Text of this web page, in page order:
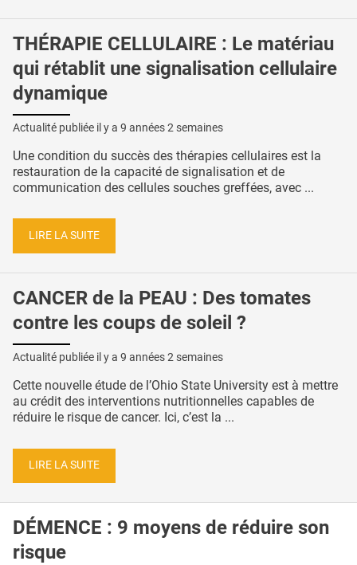
THÉRAPIE CELLULAIRE : Le matériau
qui rétablit une signalisation cellulaire
dynamique
Actualité publiée il y a 9 années 2 semaines
Une condition du succès des thérapies cellulaires est la
restauration de la capacité de signalisation et de
communication des cellules souches greffées, avec ...
LIRE LA SUITE
CANCER de la PEAU : Des tomates
contre les coups de soleil ?
Actualité publiée il y a 9 années 2 semaines
Cette nouvelle étude de l’Ohio State University est à mettre
au crédit des interventions nutritionnelles capables de
réduire le risque de cancer. Ici, c’est la ...
LIRE LA SUITE
DÉMENCE : 9 moyens de réduire son
risque